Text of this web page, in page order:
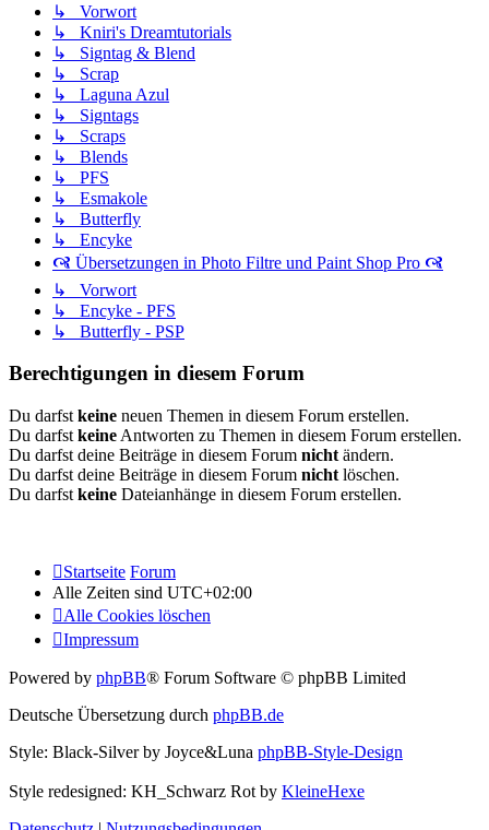
↳ Vorwort
↳ Kniri's Dreamtutorials
↳ Signtag & Blend
↳ Scrap
↳ Laguna Azul
↳ Signtags
↳ Scraps
↳ Blends
↳ PFS
↳ Esmakole
↳ Butterfly
↳ Encyke
🙧 Übersetzungen in Photo Filtre und Paint Shop Pro 🙧
↳ Vorwort
↳ Encyke - PFS
↳ Butterfly - PSP
Berechtigungen in diesem Forum
Du darfst keine neuen Themen in diesem Forum erstellen.
Du darfst keine Antworten zu Themen in diesem Forum erstellen.
Du darfst deine Beiträge in diesem Forum nicht ändern.
Du darfst deine Beiträge in diesem Forum nicht löschen.
Du darfst keine Dateianhänge in diesem Forum erstellen.
Startseite Forum
Alle Zeiten sind UTC+02:00
Alle Cookies löschen
Impressum
Powered by phpBB® Forum Software © phpBB Limited
Deutsche Übersetzung durch phpBB.de
Style: Black-Silver by Joyce&Luna phpBB-Style-Design
Style redesigned: KH_Schwarz Rot by KleineHexe